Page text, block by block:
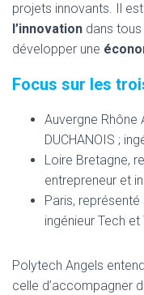
projets innovants. Il
l’innovation dans
développer une
Focus sur les
Auvergne Rhône
DUCHANOIS ;
Loire Bretagne,
entrepreneur et
Paris, représenté
ingénieur Tech
Polytech Angels
celle d’accompagner